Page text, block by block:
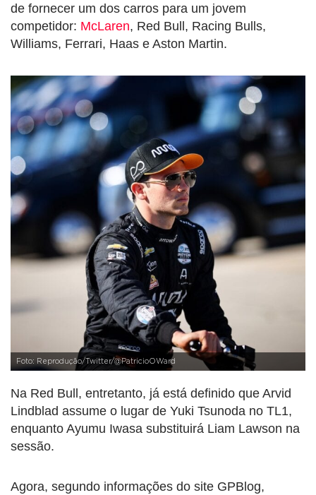
de fornecer um dos carros para um jovem
competidor: McLaren, Red Bull, Racing Bulls,
Williams, Ferrari, Haas e Aston Martin.
Foto: Reprodução/Twitter/@PatricioOWard
Na Red Bull, entretanto, já está definido que Arvid
Lindblad assume o lugar de Yuki Tsunoda no TL1,
enquanto Ayumu Iwasa substituirá Liam Lawson na
sessão.
Agora, segundo informações do site GPBlog,